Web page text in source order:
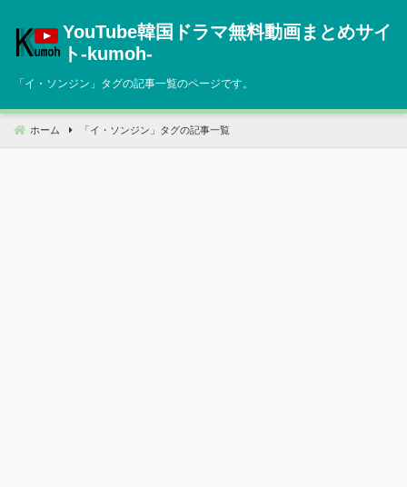
へ
動
YouTube韓国ドラマ無料動画まとめサイ
ト‐kumoh‐
「イ・ソンジン 」タグの記事一覧のページです。
ホーム 「 イ・ソンジン 」タグの記事一覧